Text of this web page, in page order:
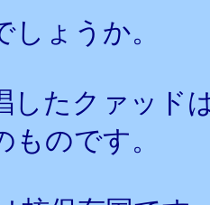
ょうか。
したクァッド
のです。